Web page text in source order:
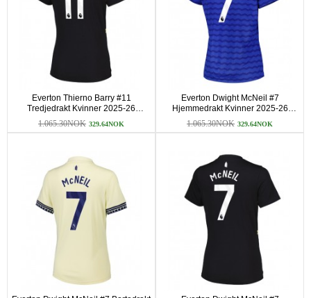
Everton Thierno Barry #11
Tredjedrakt Kvinner 2025-26
Kortermet
1.065.30NOK 329.64NOK
Everton Dwight McNeil #7
Hjemmedrakt Kvinner 2025-26
Kortermet
1.065.30NOK 329.64NOK